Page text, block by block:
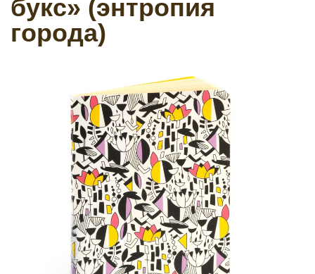
букс» (энтропия
города)